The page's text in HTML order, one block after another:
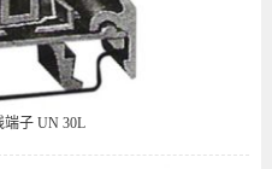
端子 UN 30L